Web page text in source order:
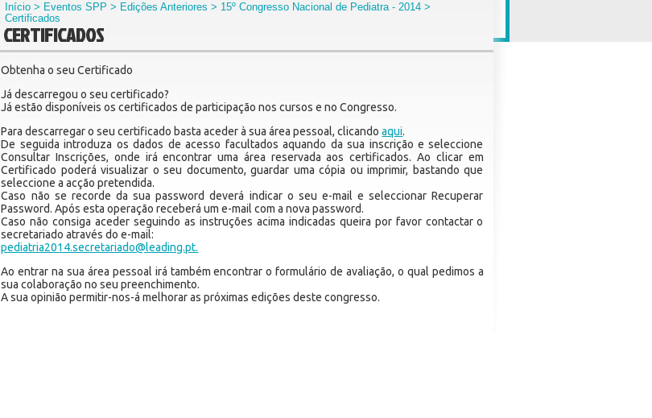
Início > Eventos SPP > Edições Anteriores > 15º Congresso Nacional de Pediatra - 2014 >
Certificados
CERTIFICADOS
Obtenha o seu Certificado
Já descarregou o seu certificado?
Já estão disponíveis os certificados de participação nos cursos e no Congresso.
Para descarregar o seu certificado basta aceder à sua área pessoal, clicandoaqui.
De seguida introduza os dados de acesso facultados aquando da sua inscrição e seleccione
Consultar Inscrições, onde irá encontrar uma área reservada aos certificados. Ao clicar em
Certificado poderá visualizar o seu documento, guardar uma cópia ou imprimir, bastando que
seleccione a acção pretendida.
Caso não se recorde da sua password deverá indicar o seu e-mail e seleccionar Recuperar
Password. Após esta operação receberá um e-mail com a nova password.
Caso não consiga aceder seguindo as instruções acima indicadas queira por favor contactar o
secretariado através do e-mail:
pediatria2014.secretariado@leading.pt.
Ao entrar na sua área pessoal irá também encontrar o formulário de avaliação, o qual pedimos a
sua colaboração no seu preenchimento.
A sua opinião permitir-nos-á melhorar as próximas edições deste congresso.